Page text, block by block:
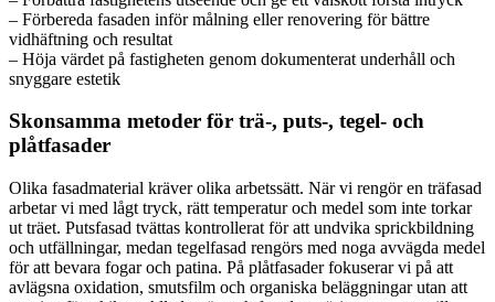
– Förbereda fasaden inför målning eller renovering för bättre
vidhäftning och resultat
– Höja värdet på fastigheten genom dokumenterat underhåll och
snyggare estetik
Skonsamma metoder för trä-, puts-, tegel- och
plåtfasader
Olika fasadmaterial kräver olika arbetssätt. När vi rengör en träfasad
arbetar vi med lågt tryck, rätt temperatur och medel som inte torkar
ut träet. Putsfasad tvättas kontrollerat för att undvika sprickbildning
och utfällningar, medan tegelfasad rengörs med noga avvägda medel
för att bevara fogar och patina. På plåtfasader fokuserar vi på att
avlägsna oxidation, smutsfilm och organiska beläggningar utan att